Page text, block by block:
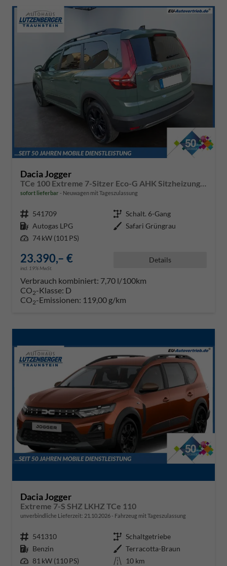
Dacia Jogger
sofort lieferbar Neuwagen mit Tageszulassung
Fahrzeugnr. 541709 Getriebe Schalt. 6-Gang
Kraftstoff Autogas LPG Außenfarbe Safari Grüngrau
Leistung 74 kW (101 PS)
23.390,– €
incl. 19% MwSt.
Details
Verbrauch kombiniert: 7,70 l/100km
CO2-Klasse: D
CO2-Emissionen: 119,00 g/km
Dacia Jogger
Extreme 7-S SHZ LKHZ TCe 110
unverbindliche Lieferzeit: 21.10.2026 Fahrzeug mit Tageszulassung
Fahrzeugnr. 541310 Getriebe Schaltgetriebe
Kraftstoff Benzin Außenfarbe Terracotta-Braun
Leistung 81 kW (110 PS) Kilometerstand 10 km